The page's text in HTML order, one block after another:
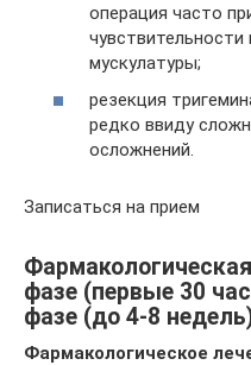
операция часто
мускулатуры;
резекция
редко ввиду
осложнений.
Записаться на прием
фазе (первые 30
фазе (до 4-8
Фармакологическое